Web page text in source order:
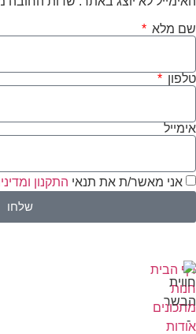
שם מלא
טלפון
אימייל
אני מאשר/ת את תנאי התקנון
שלחו
דף הבית
חנות
מתכונים
אודות